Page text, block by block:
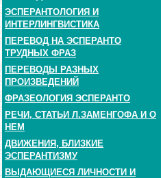
ЭСПЕРАНТОЛОГИЯ И
ИНТЕРЛИНГВИСТИКА
ПЕРЕВОД НА ЭСПЕРАНТО
ТРУДНЫХ ФРАЗ
ПЕРЕВОДЫ РАЗНЫХ
ПРОИЗВЕДЕНИЙ
ФРАЗЕОЛОГИЯ ЭСПЕРАНТО
РЕЧИ, СТАТЬИ Л.ЗАМЕНГОФА И О
НЕМ
ДВИЖЕНИЯ, БЛИЗКИЕ
ЭСПЕРАНТИЗМУ
ВЫДАЮЩИЕСЯ ЛИЧНОСТИ И